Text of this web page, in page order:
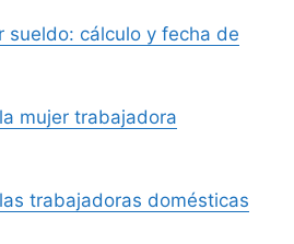
sueldo: cálculo y fecha de
mujer trabajadora
trabajadoras domésticas